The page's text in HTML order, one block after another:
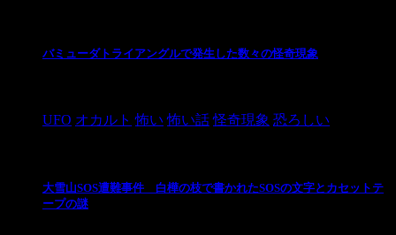
バミューダトライアングルで発生した数々の怪奇現象
UFO オカルト 怖い 怖い話 怪奇現象 恐ろしい
大雪山SOS遭難事件 白樺の枝で書かれたSOSの文字とカセットテ
ープの謎